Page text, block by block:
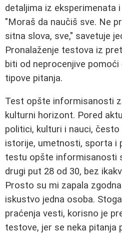
detaljima iz eksperimenata
"Moraš da naučiš sve. Ne
sitna slova, sve," savetuje
Pronalaženje testova iz
biti od neprocenjive
tipove pitanja.
Test opšte informisanosti
kulturni horizont. Pored
politici, kulturi i nauci,
istorije, umetnosti, sporta i
testu opšte informisanosti
drugi put 28 od 30, bez
Prosto su mi zapala
iskustvo jedna osoba.
praćenja vesti, korisno je
testove, jer se neka pitanja